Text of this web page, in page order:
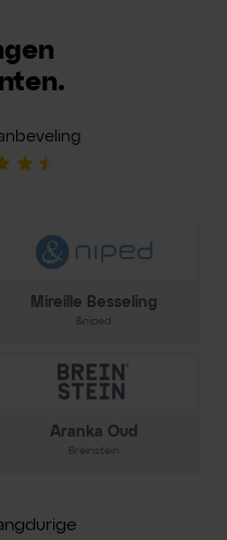
Mireille Besseling
&niped
Aranka Oud
Breinstein